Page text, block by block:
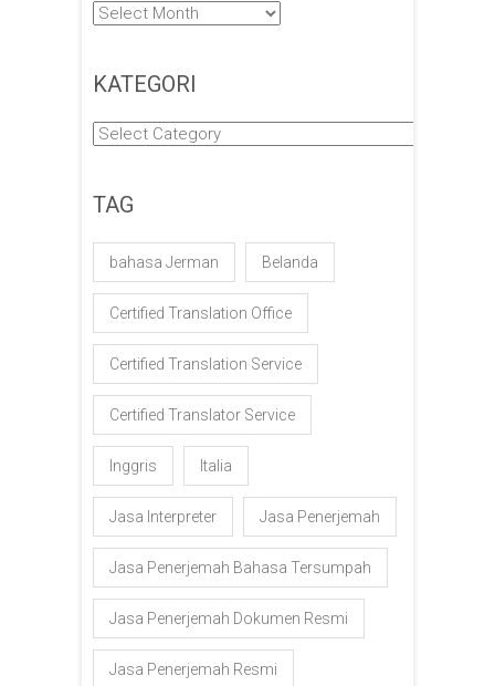
Arsip
KATEGORI
Kategori
TAG
bahasa Jerman Belanda
Certified Translation Office
Certified Translation Service
Certified Translator Service
Inggris Italia
Jasa Interpreter Jasa Penerjemah
Jasa Penerjemah Bahasa Tersumpah
Jasa Penerjemah Dokumen Resmi
Jasa Penerjemah Resmi